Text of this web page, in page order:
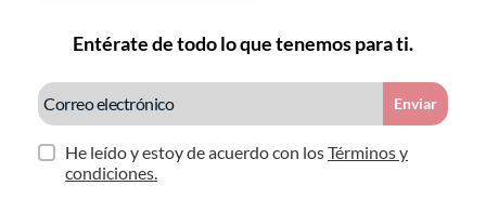
Entérate de todo lo que tenemos para ti.
Enviar
He leído y estoy de acuerdo con losTérminos y
condiciones.